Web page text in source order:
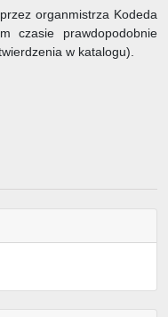
organmistrza Kodeda
czasie prawdopodobnie
w katalogu).